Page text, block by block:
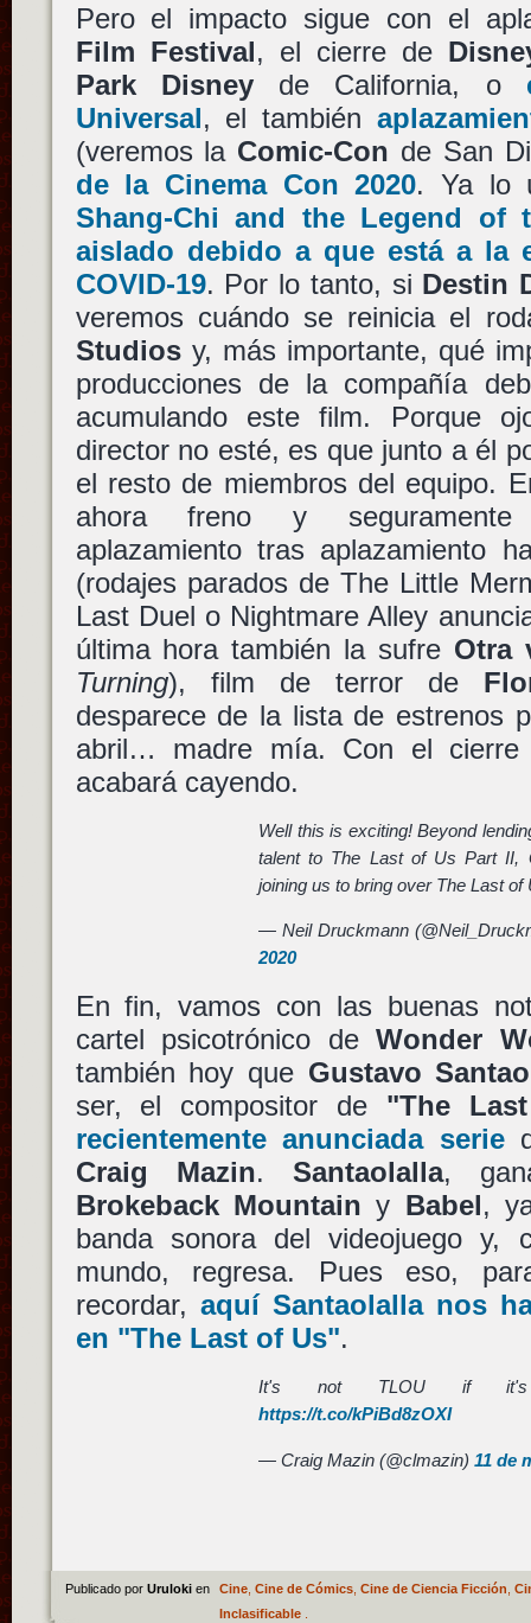
Pero el impacto sigue con el
Film Festival, el cierre de
Park Disneyde California, o
Universal, el también
(veremos la Comic-Con de San
de la Cinema Con 2020. Ya lo
Shang-Chi and the Legend of
aislado debido a que está a la
COVID-19. Por lo tanto, si Destin
veremos cuándo se reinicia el
Studiosy, más importante, qué
producciones de la compañía
acumulando este film. Porque
director no esté, es que junto a él
el resto de miembros del equipo.
ahora freno y seguramente
aplazamiento tras aplazamiento
(rodajes parados de The Little
Last Duel o Nightmare Alley
última hora también la sufre Otra
Turning), film de terror de
desparece de la lista de estrenos
abril… madre mía. Con el
acabará cayendo.
Well this is exciting! Beyond
talent to The Last of Us Part II,
joining us to bring over The Last of
— Neil Druckmann
2020
En fin, vamos con las buenas
cartel psicotrónico deWonder
también hoy que Gustavo
ser, el compositor de "The
recientemente anunciada serie
Craig Mazin. Santaolalla,
Brokeback Mountain y Babel,
banda sonora del videojuego y,
mundo, regresa. Pues eso,
recordar, aquí Santaolallanos
en "The Last of Us".
It's not TLOU if it's
https://t.co/kPiBd8zOXI
— Craig Mazin (@clmazin)11 de
Publicado por Uruloki en Cine, Cine de Cómics, Cine de Ciencia Ficción
Inclasificable.